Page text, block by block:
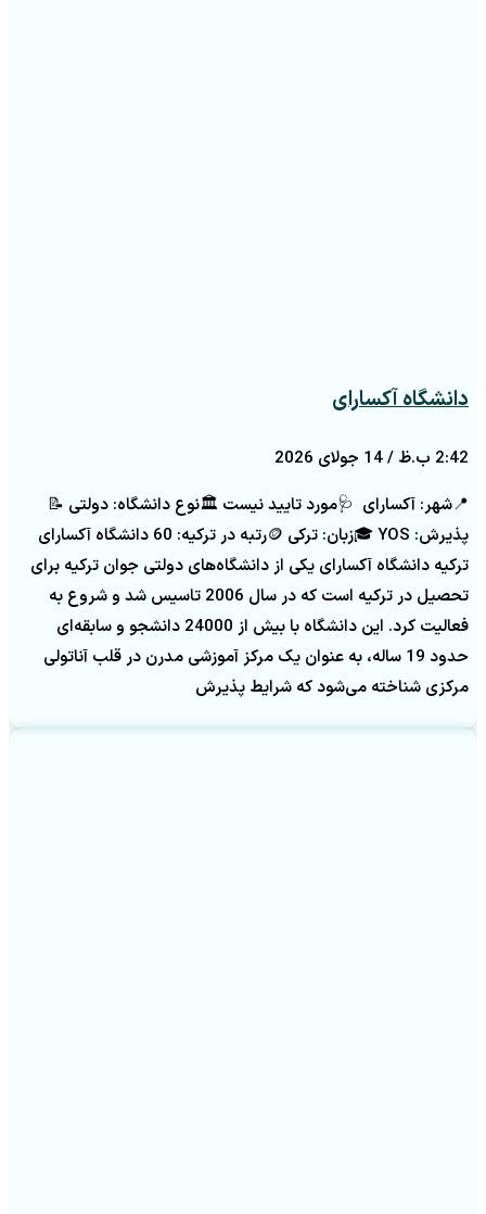
دانشگاه آکسارای
2:42 ب.ظ
📍شهر: آکسارای 🩺مورد تایید نیست 🏛️نوع دانشگاه: دولتی 📝
پذیرش: YOS 🎓زبان: ترکی 🪙رتبه در ترکیه: 60 دانشگاه آکسارای
ترکیه دانشگاه آکسارای یکی از دانشگاه‌های دولتی جوان ترکیه برای
تحصیل در ترکیه است که در سال 2006 تاسیس شد و شروع به
فعالیت کرد. این دانشگاه با بیش از 24000 دانشجو و سابقه‌ای
حدود 19 ساله، به عنوان یک مرکز آموزشی مدرن در قلب آناتولی
مرکزی شناخته می‌شود که شرایط پذیرش